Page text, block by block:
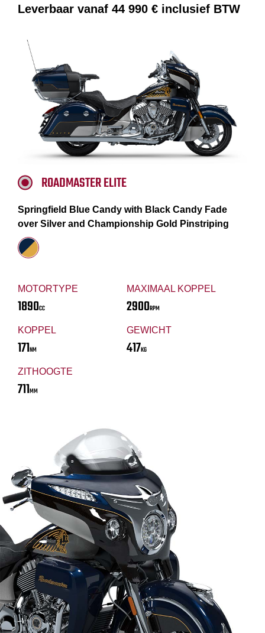
Leverbaar vanaf 44 990 € inclusief BTW
MOTORTYPE
1890CC
MAXIMAAL KOPPEL
2900RPM
KOPPEL
171NM
GEWICHT
417KG
ZITHOOGTE
711MM
ROADMASTER ELITE
Springfield Blue Candy with Black Candy Fade
over Silver and Championship Gold Pinstriping